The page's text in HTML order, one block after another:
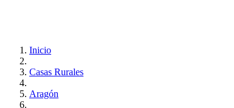
Inicio
Casas Rurales
Aragón